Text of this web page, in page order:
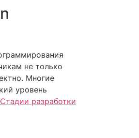
не только
Многие
уровень
Стадии разработки